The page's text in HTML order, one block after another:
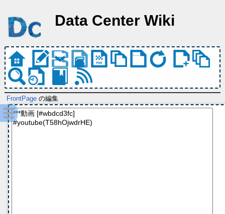
Data Center Wiki
FrontPageの編集